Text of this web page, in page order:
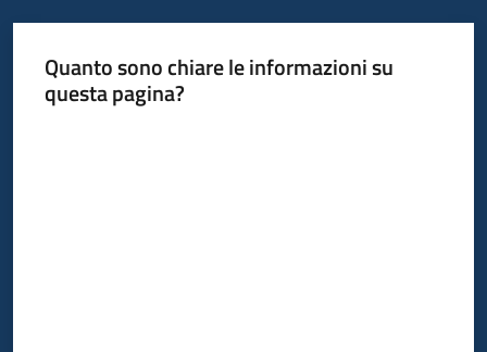
Quanto sono chiare le informazioni su
questa pagina?